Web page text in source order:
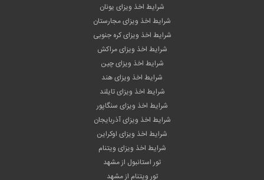
شرایط اخذ ویزای یونان
شرایط اخذ ویزای مجارستان
شرایط اخذ ویزای کره جنوبی
شرایط اخذ ویزای مراکش
شرایط اخذ ویزای چین
شرایط اخذ ویزای هند
شرایط اخذ ویزای تایلند
شرایط اخذ ویزای سنگاپور
شرایط اخذ ویزای آذربایجان
شرایط اخذ ویزای اوکراین
شرایط اخذ ویزای ویتنام
تور استانبول از مشهد
تور ویتنام از مشهد